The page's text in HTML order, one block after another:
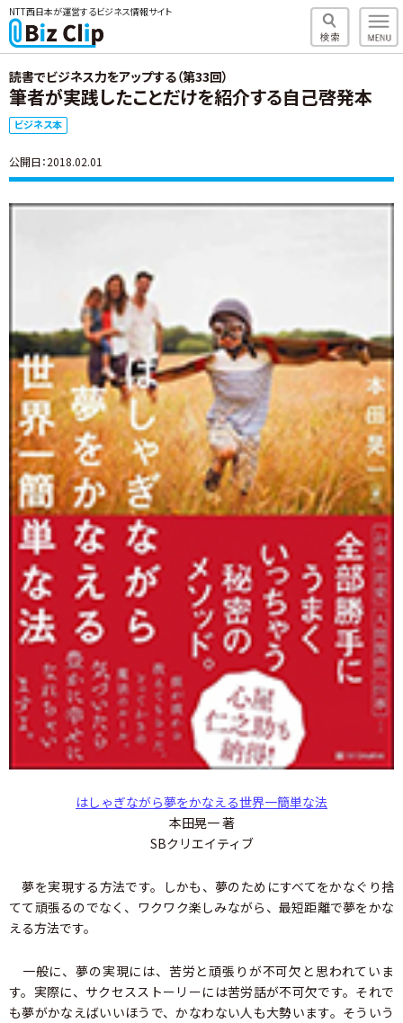
NTT西日本が運営するビジネス情報サイト
読書でビジネス力をアップする（第33回）
筆者が実践したことだけを紹介する自己啓発本
ビジネス本
公開日：2018.02.01
はしゃぎながら夢をかなえる世界一簡単な法
本田晃一 著
SBクリエイティブ
夢を実現する方法です。しかも、夢のためにすべてをかなぐり捨
てて頑張るのでなく、ワクワク楽しみながら、最短距離で夢をかな
える方法です。
一般に、夢の実現には、苦労と頑張りが不可欠と思われていま
す。実際に、サクセスストーリーには苦労話が不可欠です。それで
も夢がかなえばいいほうで、かなわない人も大勢います。そういう